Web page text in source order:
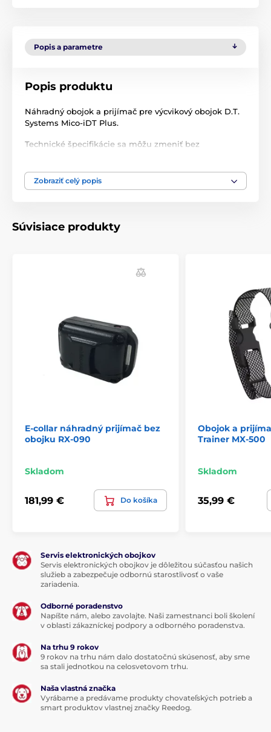
Popis a parametre
Popis produktu
Náhradný obojok a prijímač pre výcvikový obojok D.T.
Systems Mico-iDT Plus.
Technické špecifikácie sa môžu zmeniť bez
Príslušenstvo výcvikové obojky
Zobraziť celý popis
Súvisiace produkty
E-collar náhradný prijímač bez
obojku RX-090
Skladom
181,99 € Do košíka
Obojok a
Trainer MX-500
Skladom
35,99 €
Servis elektronických obojkov
Servis elektronických obojkov je dôležitou súčasťou našich
služieb a zabezpečuje odbornú starostlivosť o vaše
zariadenia.
Odborné poradenstvo
Napíšte nám, alebo zavolajte. Naši zamestnanci boli školení
v oblasti zákazníckej podpory a odborného poradenstva.
Na trhu 9 rokov
9 rokov na trhu nám dalo dostatočnú skúsenosť, aby sme
sa stali jednotkou na celosvetovom trhu.
Naša vlastná značka
Vyrábame a predávame produkty chovateľských potrieb a
smart produktov vlastnej značky Reedog.